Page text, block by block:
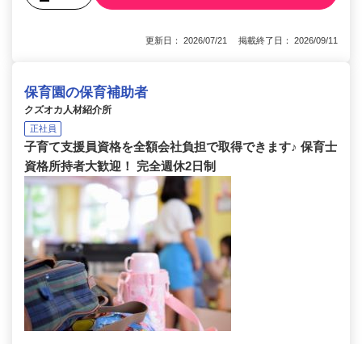
更新日： 2026/07/21 掲載終了日： 2026/09/11
保育園の保育補助者
クズオカ人材紹介所
正社員
子育て支援員資格を全額会社負担で取得できます♪ 保育士
資格所持者大歓迎！ 完全週休2日制